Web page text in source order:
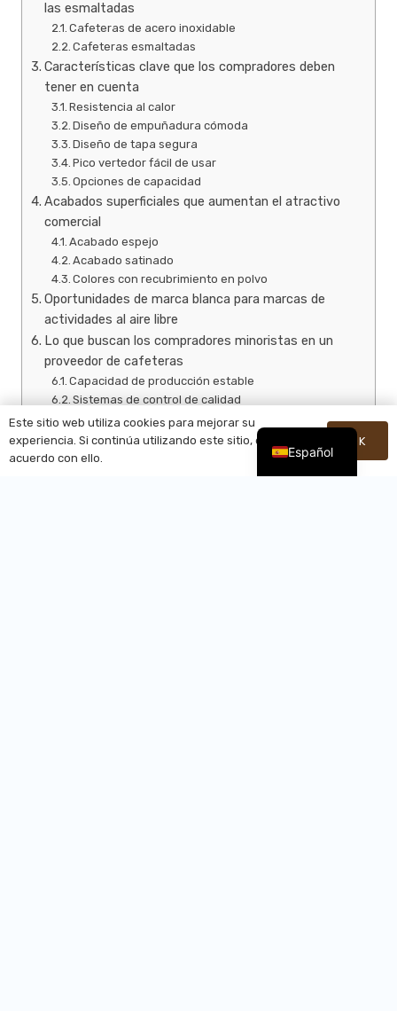
las esmaltadas
Cafeteras de acero inoxidable
Cafeteras esmaltadas
Características clave que los compradores deben
tener en cuenta
Resistencia al calor
Diseño de empuñadura cómoda
Diseño de tapa segura
Pico vertedor fácil de usar
Opciones de capacidad
Acabados superficiales que aumentan el atractivo
comercial
Acabado espejo
Acabado satinado
Colores con recubrimiento en polvo
Oportunidades de marca blanca para marcas de
actividades al aire libre
Lo que buscan los compradores minoristas en un
proveedor de cafeteras
Capacidad de producción estable
Sistemas de control de calidad
Opciones flexibles de cantidad mínima de pedido
(MOQ)
Capacidad de fabricación OEM y ODM
Este sitio web utiliza cookies para mejorar su
experiencia. Si continúa utilizando este sitio, está de
acuerdo con ello.
OK
Español